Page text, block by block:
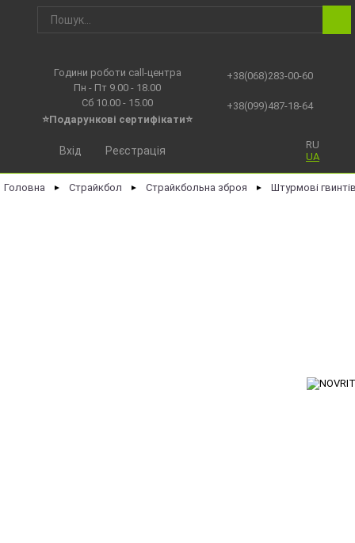
Години роботи call-центра
Пн - Пт 9.00 - 18.00
Сб 10.00 - 15.00
⭐Подарункові сертифікати⭐
+38(068)283-00-60
+38(099)487-18-64
RU
UA
Вхід Реєстрація
Головна ► Страйкбол ► Страйкбольна зброя ► Штурмові